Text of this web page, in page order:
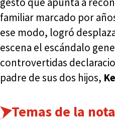
familiar marcado por
ese modo, logró
escena el escándalo
controvertidas
padre de sus dos hijos,
Temas de la nota